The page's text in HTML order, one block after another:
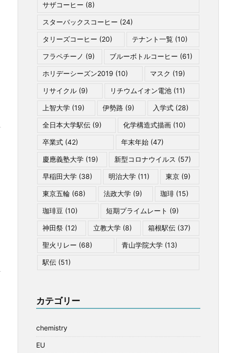
サザコーヒー (8)
スターバックスコーヒー (24)
タリーズコーヒー (20) テナント一覧(10)
フラペチーノ (9) ブルーボトルコーヒー (61)
ホリデーシーズン2019 (10) マスク (19)
リサイクル (9) リチウムイオン電池(11)
上智大学 (19) 伊勢路 (9) 入学式(28)
全日本大学駅伝 (9) 化学構造式描画(10)
卒業式 (42) 年末年始 (47)
慶應義塾大学 (19) 新型コロナウイルス (57)
早稲田大学 (38) 明治大学 (11) 東京 (9)
東京五輪 (68) 法政大学 (9) 珈琲 (15)
珈琲豆 (10) 短期プライムレート (9)
神田祭 (12) 立教大学 (8) 箱根駅伝 (37)
聖火リレー (68) 青山学院大学 (13)
駅伝 (51)
カテゴリー
chemistry
EU